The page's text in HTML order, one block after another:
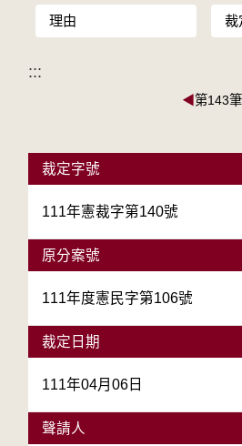
理由 裁
:::
◀第143
裁定字號
111年憲裁字第140號
原分案號
111年度憲民字第106號
裁定日期
111年04月06日
聲請人